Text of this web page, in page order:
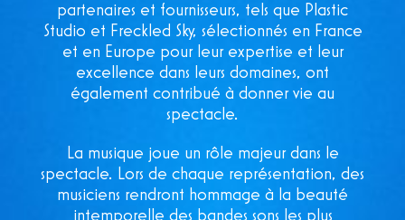
partenaires et fournisseurs, tels que Plastic
Studio et Freckled Sky, sélectionnés en France
et en Europe pour leur expertise et leur
excellence dans leurs domaines, ont
également contribué à donner vie au
spectacle.
La musique joue un rôle majeur dans le
spectacle. Lors de chaque représentation, des
musiciens rendront hommage à la beauté
intemporelle des bandes sons les plus